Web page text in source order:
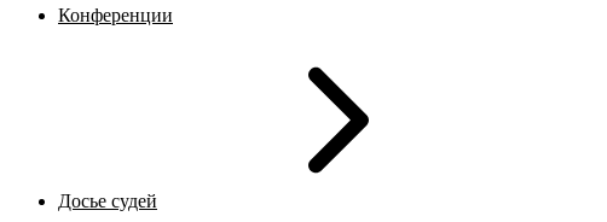
Конференции
Досье судей